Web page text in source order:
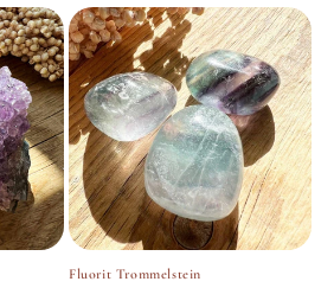
Fluorit Trommelstein